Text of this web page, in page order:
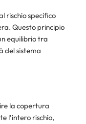
rischio specifico
Questo principio
equilibrio tra
del sistema
la copertura
l’intero rischio,